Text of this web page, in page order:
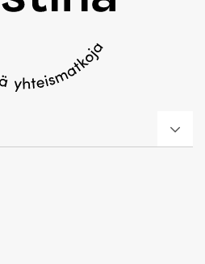
pääsee EU- ja Eta-maissa
näitä tilanteita on voitu rajata.
hoidon hinta voi myös ylittää
ja peruutusehdot